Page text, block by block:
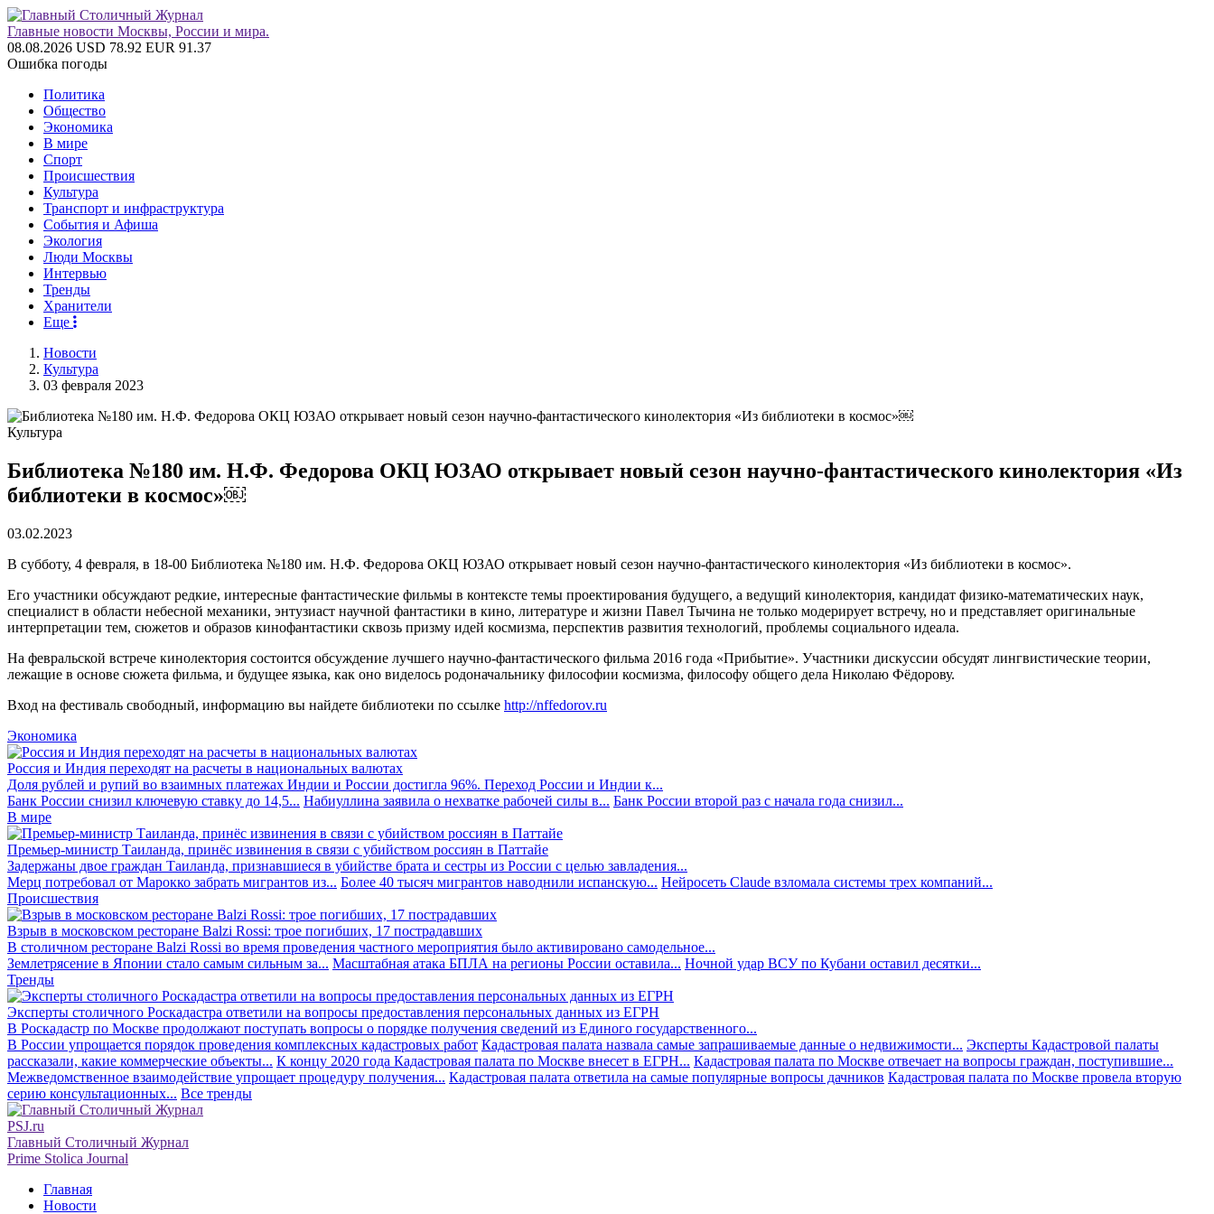
Главные новости Москвы, России и мира.
08.08.2026 USD 78.92 EUR 91.37
Ошибка погоды
Политика
Общество
Экономика
В мире
Спорт
Происшествия
Культура
Транспорт и инфраструктура
События и Афиша
Экология
Люди Москвы
Интервью
Тренды
Хранители
Еще
Новости
Культура
03 февраля 2023
Культура
Библиотека №180 им. Н.Ф. Федорова ОКЦ ЮЗАО открывает новый сезон научно-фантастического кинолектория «Из
библиотеки в космос»￼
03.02.2023
В субботу, 4 февраля, в 18-00 Библиотека №180 им. Н.Ф. Федорова ОКЦ ЮЗАО открывает новый сезон научно-фантастического кинолектория «Из библиотеки в космос».
Его участники обсуждают редкие, интересные фантастические фильмы в контексте темы проектирования будущего, а ведущий кинолектория, кандидат физико-математических наук,
специалист в области небесной механики, энтузиаст научной фантастики в кино, литературе и жизни Павел Тычина не только модерирует встречу, но и представляет оригинальные
интерпретации тем, сюжетов и образов кинофантастики сквозь призму идей космизма, перспектив развития технологий, проблемы социального идеала.
На февральской встрече кинолектория состоится обсуждение лучшего научно-фантастического фильма 2016 года «Прибытие». Участники дискуссии обсудят лингвистические теории,
лежащие в основе сюжета фильма, и будущее языка, как оно виделось родоначальнику философии космизма, философу общего дела Николаю Фёдорову.
Вход на фестиваль свободный, информацию вы найдете библиотеки по ссылке http://nffedorov.ru
Экономика
Россия и Индия переходят на расчеты в национальных валютах
Доля рублей и рупий во взаимных платежах Индии и России достигла 96%. Переход России и Индии к...
Банк России снизил ключевую ставку до 14,5... Набиуллина заявила о нехватке рабочей силы в... Банк России второй раз с начала года снизил...
В мире
Премьер-министр Таиланда, принёс извинения в связи с убийством россиян в Паттайе
Задержаны двое граждан Таиланда, признавшиеся в убийстве брата и сестры из России с целью завладения...
Мерц потребовал от Марокко забрать мигрантов из... Более 40 тысяч мигрантов наводнили испанскую... Нейросеть Claude взломала системы трех компаний...
Происшествия
Взрыв в московском ресторане Balzi Rossi: трое погибших, 17 пострадавших
В столичном ресторане Balzi Rossi во время проведения частного мероприятия было активировано самодельное...
Землетрясение в Японии стало самым сильным за... Масштабная атака БПЛА на регионы России оставила... Ночной удар ВСУ по Кубани оставил десятки...
Тренды
Эксперты столичного Роскадастра ответили на вопросы предоставления персональных данных из ЕГРН
В Роскадастр по Москве продолжают поступать вопросы о порядке получения сведений из Единого государственного...
В России упрощается порядок проведения комплексных кадастровых работ Кадастровая палата назвала самые запрашиваемые данные о недвижимости... Эксперты Кадастровой палаты
рассказали, какие коммерческие объекты... К концу 2020 года Кадастровая палата по Москве внесет в ЕГРН... Кадастровая палата по Москве отвечает на вопросы граждан, поступившие...
Межведомственное взаимодействие упрощает процедуру получения... Кадастровая палата ответила на самые популярные вопросы дачников Кадастровая палата по Москве провела вторую
серию консультационных... Все тренды
PSJ.ru
Главный Столичный Журнал
Prime Stolica Journal
Главная
Новости